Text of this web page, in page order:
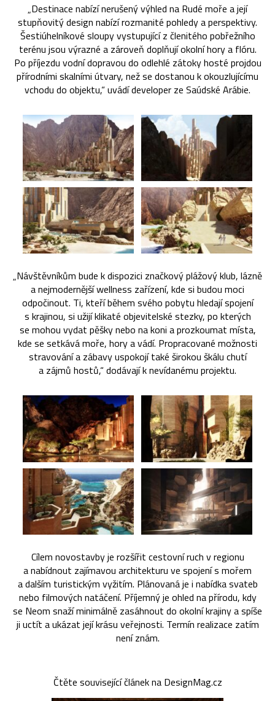
„Destinace nabízí nerušený výhled na Rudé moře a její
stupňovitý design nabízí rozmanité pohledy a perspektivy.
Šestiúhelníkové sloupy vystupující z členitého pobřežního
terénu jsou výrazné a zároveň doplňují okolní hory a flóru.
Po příjezdu vodní dopravou do odlehlé zátoky hosté projdou
přírodními skalními útvary, než se dostanou k okouzlujícímu
vchodu do objektu,“ uvádí developer ze Saúdské Arábie.
„Návštěvníkům bude k dispozici značkový plážový klub, lázně
a nejmodernější wellness zařízení, kde si budou moci
odpočinout. Ti, kteří během svého pobytu hledají spojení
s krajinou, si užijí klikaté objevitelské stezky, po kterých
se mohou vydat pěšky nebo na koni a prozkoumat místa,
kde se setkává moře, hory a vádí. Propracované možnosti
stravování a zábavy uspokojí také širokou škálu chutí
a zájmů hostů,“ dodávají k nevídanému projektu.
Cílem novostavby je rozšířit cestovní ruch v regionu
a nabídnout zajímavou architekturu ve spojení s mořem
a dalším turistickým vyžitím. Plánovaná je i nabídka svateb
nebo filmových natáčení. Příjemný je ohled na přírodu, kdy
se Neom snaží minimálně zasáhnout do okolní krajiny a spíše
ji uctít a ukázat její krásu veřejnosti. Termín realizace zatím
není znám.
Čtěte související článek na DesignMag.cz